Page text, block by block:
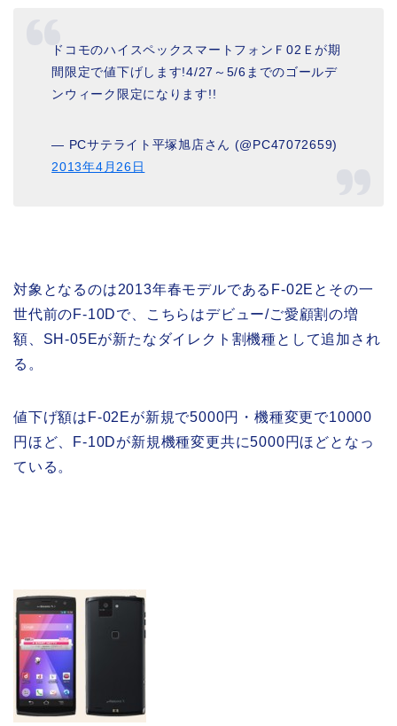
ドコモのハイスペックスマートフォンＦ02Ｅが期
間限定で値下げします!4/27～5/6までのゴールデ
ンウィーク限定になります!!
— PCサテライト平塚旭店さん (@PC47072659)
2013年4月26日
対象となるのは2013年春モデルであるF-02Eとその一
世代前のF-10Dで、こちらはデビュー/ご愛顧割の増
額、SH-05Eが新たなダイレクト割機種として追加され
る。
値下げ額はF-02Eが新規で5000円・機種変更で10000
円ほど、F-10Dが新規機種変更共に5000円ほどとなっ
ている。